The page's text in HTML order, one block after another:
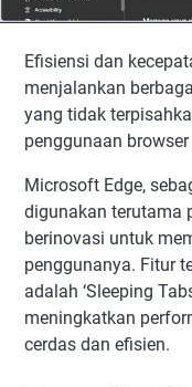
Efisiensi dan
menjalankan
yang tidak
penggunaan
Microsoft Edge,
digunakan terutama
berinovasi untuk
penggunanya. Fitur
adalah ‘Sleeping
meningkatkan
cerdas dan efisien.